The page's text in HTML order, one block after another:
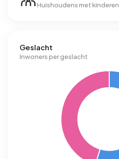
Huishoudens met kinderen
Geslacht
Inwoners per geslacht